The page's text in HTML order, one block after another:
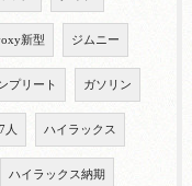
新型 ジムニー
プリート ガソリン
7人 ハイラックス
ハイラックス納期